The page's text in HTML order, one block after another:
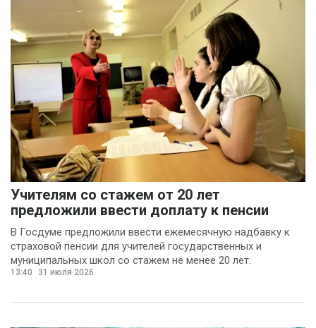
Учителям со стажем от 20 лет
предложили ввести доплату к пенсии
В Госдуме предложили ввести ежемесячную надбавку к
страховой пенсии для учителей государственных и
муниципальных школ со стажем не менее 20 лет.
13:40 31 июля 2026